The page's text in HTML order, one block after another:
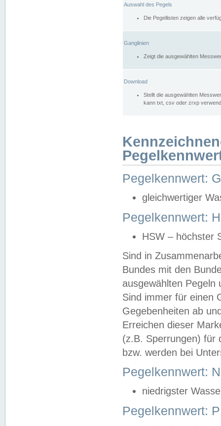
Auswahl des Pegels
Die Pegellisten zeigen alle
Ganglinien
Zeigt die ausgewählten
Download
Stellt die ausgewählten
kann txt, csv oder zrxp
Pegelkennwert:
gleichwertiger
Pegelkennwert:
HSW – höchster
Sind in
Bundes mit den
ausgewählten
Sind immer für einen
Gegebenheiten ab
Erreichen dieser
(z.B. Sperrungen) für
bzw. werden bei
Pegelkennwert:
niedrigster
Pegelkennwert: